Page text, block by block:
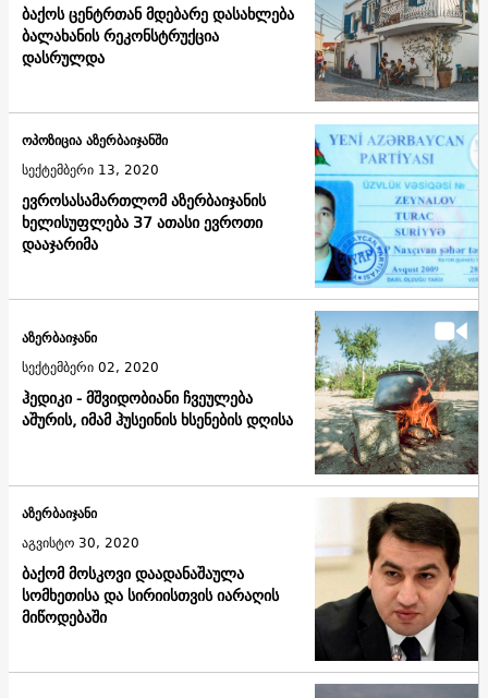
ბაქოს ცენტრთან მდებარე დასახლება
ბალახანის რეკონსტრუქცია
დასრულდა
ევროსასამართლომ აზერბაიჯანის
ხელისუფლება 37 ათასი ევროთი
დააჯარიმა
ოპოზიცია აზერბაიჯანში
სექტემბერი 13, 2020
ჰედიკი - მშვიდობიანი ჩვეულება
აშურის, იმამ ჰუსეინის ხსენების დღისა
აზერბაიჯანი
სექტემბერი 02, 2020
ბაქომ მოსკოვი დაადანაშაულა
სომხეთისა და სირიისთვის იარაღის
მიწოდებაში
აზერბაიჯანი
აგვისტო 30, 2020